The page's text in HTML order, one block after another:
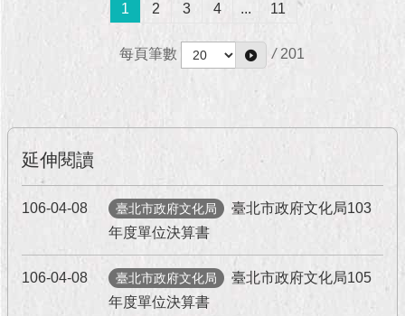
1 2 3 4 ... 11
每頁筆數 / 201
延伸閱讀
106-04-08 臺北市政府文化局
臺北市政府文化局103
年度單位決算書
106-04-08 臺北市政府文化局
臺北市政府文化局105
年度單位決算書